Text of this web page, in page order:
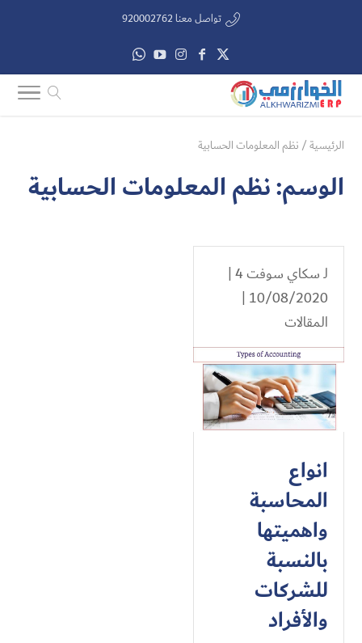
تواصل معنا 920002762
الرئيسية/ نظم المعلومات الحسابية
الوسم:نظم المعلومات الحسابية
لـسكاي سوفت 4
|
10/08/2020 |
المقالات
انواع
المحاسبة
واهميتها
بالنسبة
للشركات
والأفراد